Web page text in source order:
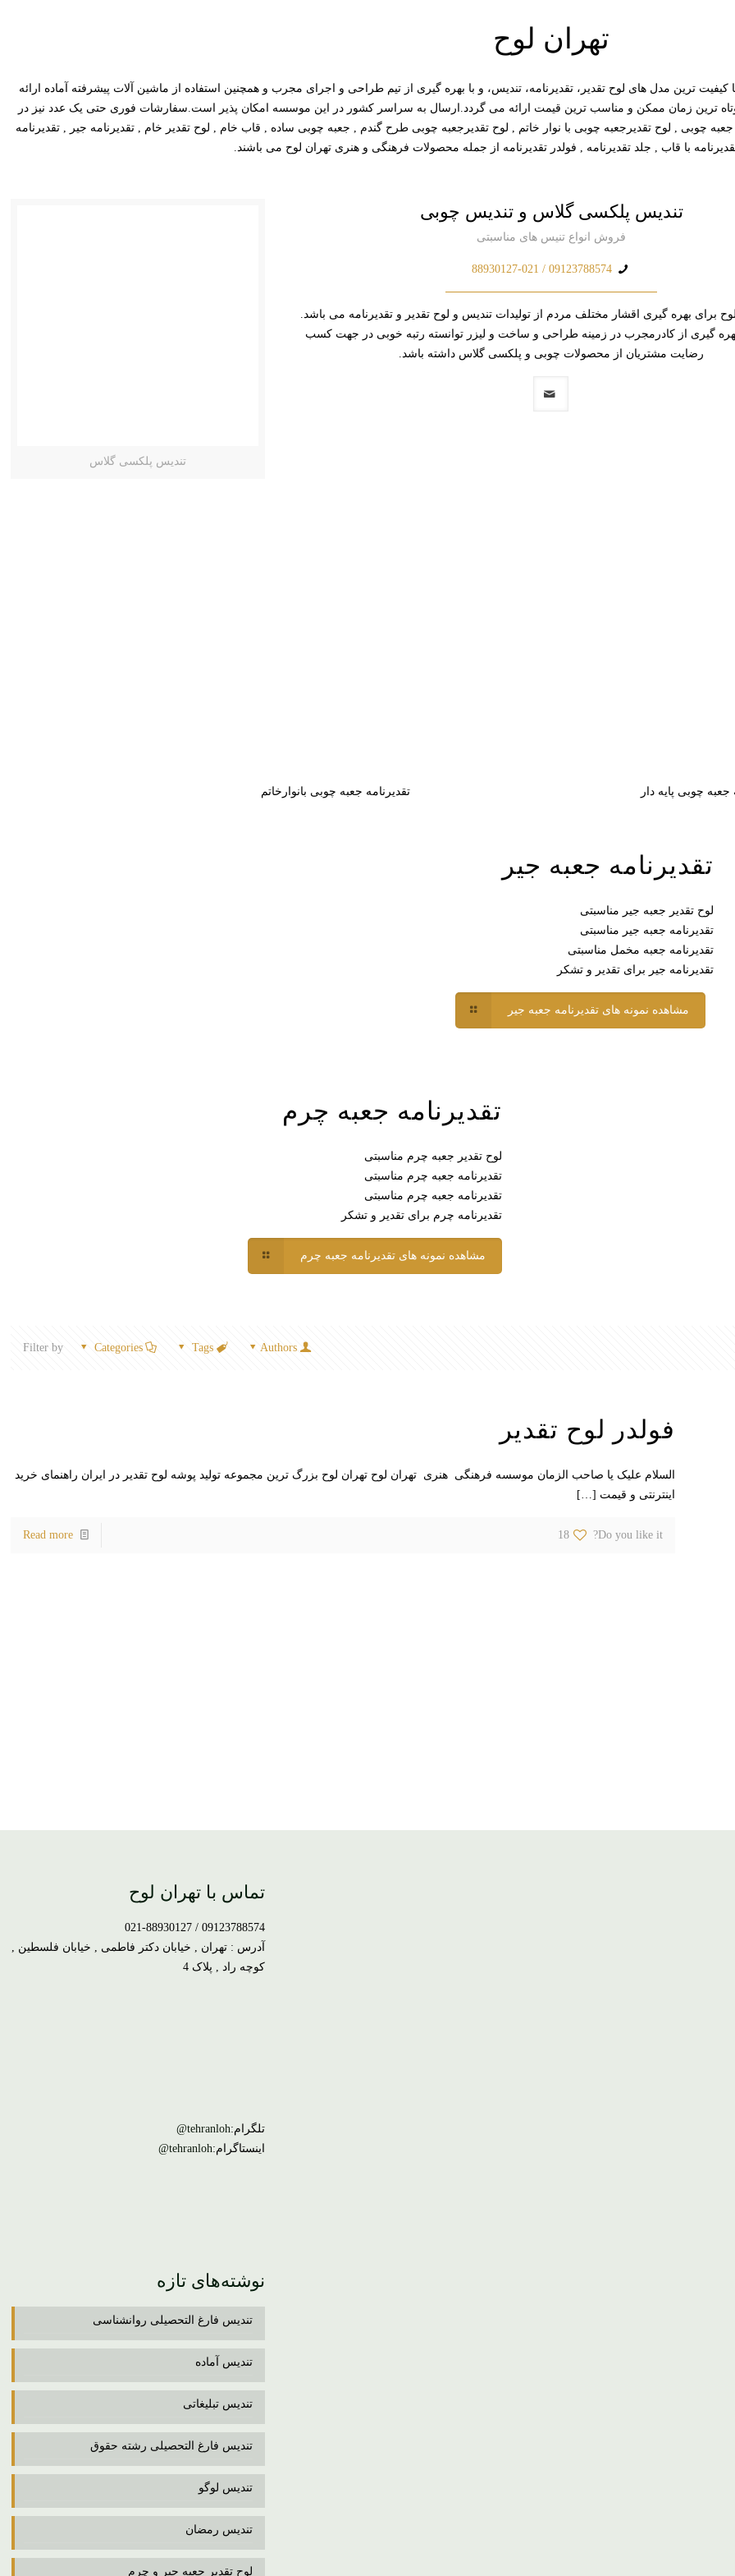
تهران لوح
ترین مدل های لوح تقدیر، تقدیرنامه، تندیس، و با بهره گیری از تیم طراحی و اجرای مجرب و همچنین استفاده از ماشین آلات پیشرفته آماده ارائه
ترین زمان ممکن و مناسب ترین قیمت ارائه می گردد.ارسال به سراسر کشور در این موسسه امکان پذیر است.سفارشات فوری حتی یک عدد نیز در
چوبی , لوح تقدیرجعبه چوبی با نوار خاتم , لوح تقدیرجعبه چوبی طرح گندم , جعبه چوبی ساده , قاب خام , لوح تقدیر خام , تقدیرنامه جیر , تقدیرنامه
با قاب , جلد تقدیرنامه , فولدر تقدیرنامه از جمله محصولات فرهنگی و هنری تهران لوح می باشند.
تندیس پلکسی گلاس و تندیس چوبی
فروش انواع تنیس های مناسبتی
09123788574 / 88930127-021
برای بهره گیری اقشار مختلف مردم از تولیدات تندیس و لوح تقدیر و تقدیرنامه می باشد.
بهره گیری از کادرمجرب در زمینه طراحی و ساخت و لیزر توانسته رتبه خوبی در جهت کسب
رضایت مشتریان از محصولات چوبی و پلکسی گلاس داشته باشد.
تندیس پلکسی گلاس
جعبه چوبی پایه دار تقدیرنامه جعبه چوبی بانوارخاتم
تقدیرنامه جعبه جیر
لوح تقدیر جعبه جیر مناسبتی
تقدیرنامه جعبه جیر مناسبتی
تقدیرنامه جعبه مخمل مناسبتی
تقدیرنامه جیر برای تقدیر و تشکر
مشاهده نمونه های تقدیرنامه جعبه جیر
تقدیرنامه جعبه چرم
لوح تقدیر جعبه چرم مناسبتی
تقدیرنامه جعبه چرم مناسبتی
تقدیرنامه جعبه چرم مناسبتی
تقدیرنامه چرم برای تقدیر و تشکر
مشاهده نمونه های تقدیرنامه جعبه چرم
Filter by Categories Tags Authors
فولدر لوح تقدیر
السلام علیک یا صاحب الزمان موسسه فرهنگی هنری تهران لوح تهران لوح بزرگ ترین مجموعه تولید پوشه لوح تقدیر در ایران راهنمای خرید
اینترنتی و قیمت […]
Do you like it?
18
Read more
تماس با تهران لوح
09123788574 / 021-88930127
آدرس : تهران , خیابان دکتر فاطمی , خیابان فلسطین ,
کوچه راد , پلاک 4
تلگرام:tehranloh@
اینستاگرام:tehranloh@
نوشته‌های تازه
تندیس فارغ التحصیلی روانشناسی
تندیس آماده
تندیس تبلیغاتی
تندیس فارغ التحصیلی رشته حقوق
تندیس لوگو
تندیس رمضان
لوح تقدیر جعبه جیر و چرم